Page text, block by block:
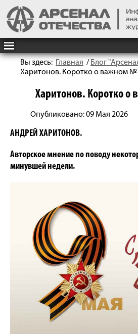
Вы здесь: Главная / Блог
Харитонов. Коротко о важном №
Харитонов. Коротко
Опубликовано: 09 Мая 2026
АНДРЕЙ ХАРИТОНОВ.
Авторское мнение по поводу
минувшей недели.